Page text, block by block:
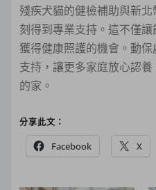
殘疾犬貓的健檢補助與新
刻得到專業支持。這不僅
獲得健康照護的機會。動
支持，讓更多家庭放心認
的家。
分享此文：
Facebook X